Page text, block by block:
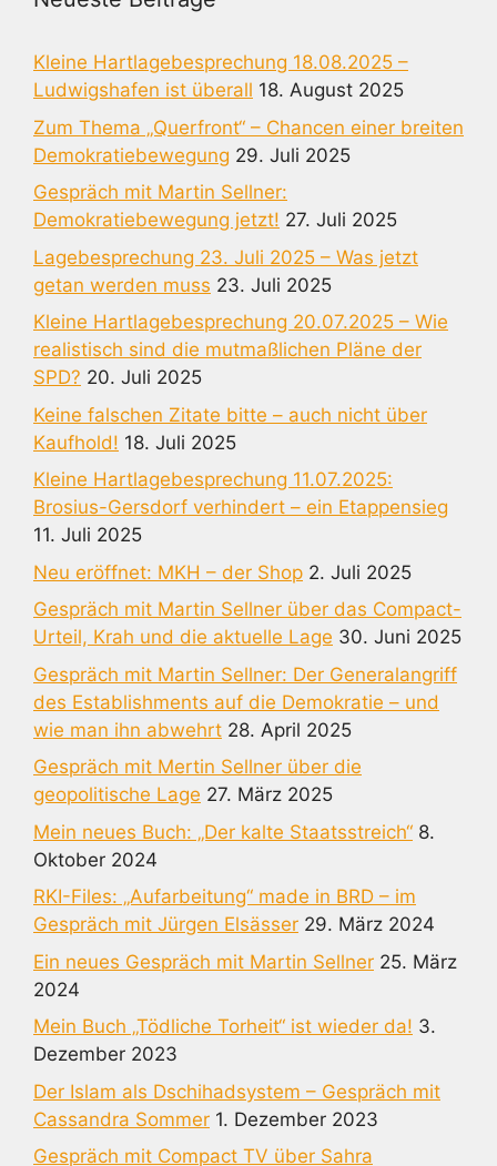
Kleine Hartlagebesprechung 18.08.2025 –
Ludwigshafen ist überall 18. August 2025
Zum Thema „Querfront“ – Chancen einer breiten
Demokratiebewegung 29. Juli 2025
Gespräch mit Martin Sellner:
Demokratiebewegung jetzt! 27. Juli 2025
Lagebesprechung 23. Juli 2025 – Was jetzt
getan werden muss 23. Juli 2025
Kleine Hartlagebesprechung 20.07.2025 – Wie
realistisch sind die mutmaßlichen Pläne der
SPD? 20. Juli 2025
Keine falschen Zitate bitte – auch nicht über
Kaufhold! 18. Juli 2025
Kleine Hartlagebesprechung 11.07.2025:
Brosius-Gersdorf verhindert – ein Etappensieg
11. Juli 2025
Neu eröffnet: MKH – der Shop 2. Juli 2025
Gespräch mit Martin Sellner über das Compact-
Urteil, Krah und die aktuelle Lage 30. Juni 2025
Gespräch mit Martin Sellner: Der Generalangriff
des Establishments auf die Demokratie – und
wie man ihn abwehrt 28. April 2025
Gespräch mit Mertin Sellner über die
geopolitische Lage 27. März 2025
Mein neues Buch: „Der kalte Staatsstreich“ 8.
Oktober 2024
RKI-Files: „Aufarbeitung“ made in BRD – im
Gespräch mit Jürgen Elsässer 29. März 2024
Ein neues Gespräch mit Martin Sellner 25. März
2024
Mein Buch „Tödliche Torheit“ ist wieder da! 3.
Dezember 2023
Der Islam als Dschihadsystem – Gespräch mit
Cassandra Sommer 1. Dezember 2023
Gespräch mit Compact TV über Sahra